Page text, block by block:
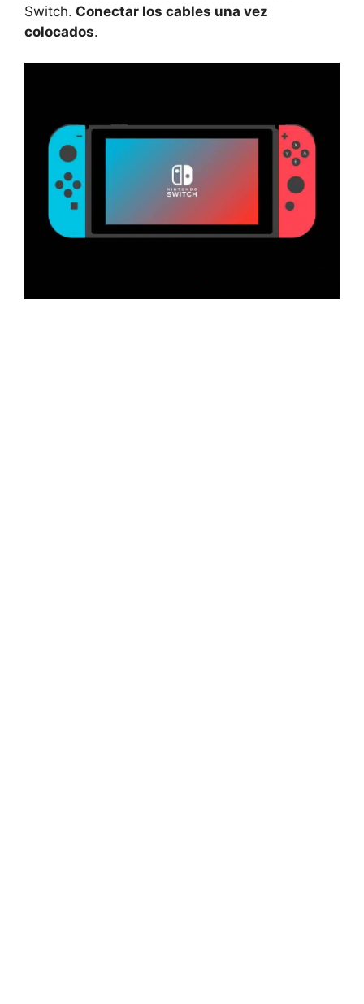
Switch. Conectar los cables una vez
colocados.